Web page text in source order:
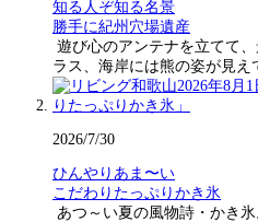
知る人ぞ知る名景
勝手に紀州穴場遺産
遊び心のアンテナを立てて
ラス、海岸には熊の姿が見え
2026/7/30
ひんやりあま〜い
こだわりたっぷりかき氷
あつ～い夏の風物詩・かき